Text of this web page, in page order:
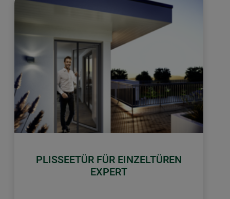
PLISSEETÜR FÜR EINZELTÜREN
EXPERT